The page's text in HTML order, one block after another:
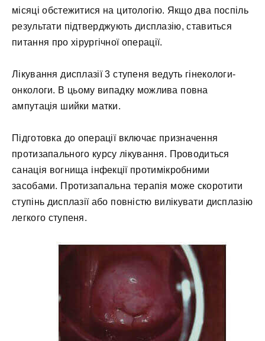
місяці обстежитися на цитологію. Якщо два поспіль
результати підтверджують дисплазію, ставиться
питання про хірургічної операції.
Лікування дисплазії 3 ступеня ведуть гінекологи-
онкологи. В цьому випадку можлива повна
ампутація шийки матки.
Підготовка до операції включає призначення
протизапального курсу лікування. Проводиться
санація вогнища інфекції протимікробними
засобами. Протизапальна терапія може скоротити
ступінь дисплазії або повністю вилікувати дисплазію
легкого ступеня.